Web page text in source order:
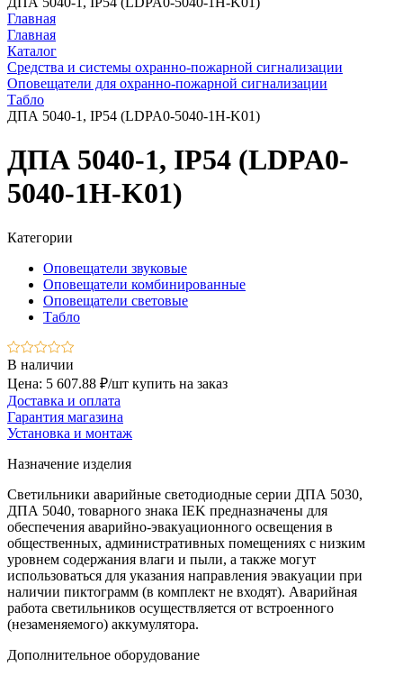
Главная
Главная
Каталог
Средства и системы охранно-пожарной сигнализации
Оповещатели для охранно-пожарной сигнализации
Табло
ДПА 5040-1, IP54 (LDPA0-5040-1H-K01)
ДПА 5040-1, IP54 (LDPA0-
5040-1H-K01)
Категории
Оповещатели звуковые
Оповещатели комбинированные
Оповещатели световые
Табло
В наличии
Цена: 5 607.88 ₽/шт купить на заказ
Доставка и оплата
Гарантия магазина
Установка и монтаж
Назначение изделия
Светильники аварийные светодиодные серии ДПА 5030,
ДПА 5040, товарного знака IEK предназначены для
обеспечения аварийно-эвакуационного освещения в
общественных, административных помещениях с низким
уровнем содержания влаги и пыли, а также могут
использоваться для указания направления эвакуации при
наличии пиктограмм (в комплект не входят). Аварийная
работа светильников осуществляется от встроенного
(незаменяемого) аккумулятора.
Дополнительное оборудование